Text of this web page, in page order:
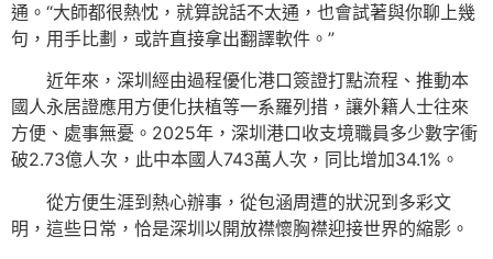
通。“大師都很熱忱，就算說話不太通，也會試著與你聊上幾
句，用手比劃，或許直接拿出翻譯軟件。”
近年來，深圳經由過程優化港口簽證打點流程、推動本
國人永居證應用方便化扶植等一系羅列措，讓外籍人士往來
方便、處事無憂。2025年，深圳港口收支境職員多少數字衝
破2.73億人次，此中本國人743萬人次，同比增加34.1%。
從方便生涯到熱心辦事，從包涵周遭的狀況到多彩文
明，這些日常，恰是深圳以開放襟懷胸襟迎接世界的縮影。